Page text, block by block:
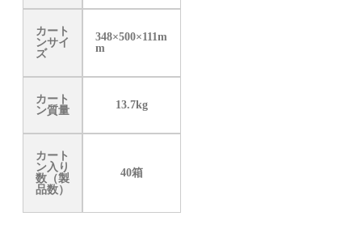
カート
ンサイ
ズ
348×500×111m
m
カート
ン質量
13.7kg
カート
ン入り
数（製
品数）
40箱